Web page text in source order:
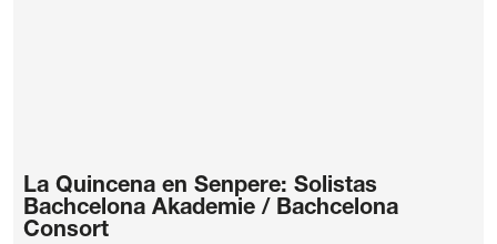
La Quincena en Senpere: Solistas
Bachcelona Akademie / Bachcelona
Consort